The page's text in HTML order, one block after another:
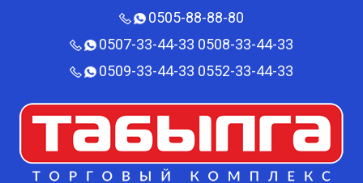
0505-88-88-80‬
0507-33-44-33 0508-33-44-33
0509-33-44-33 0552-33-44-33